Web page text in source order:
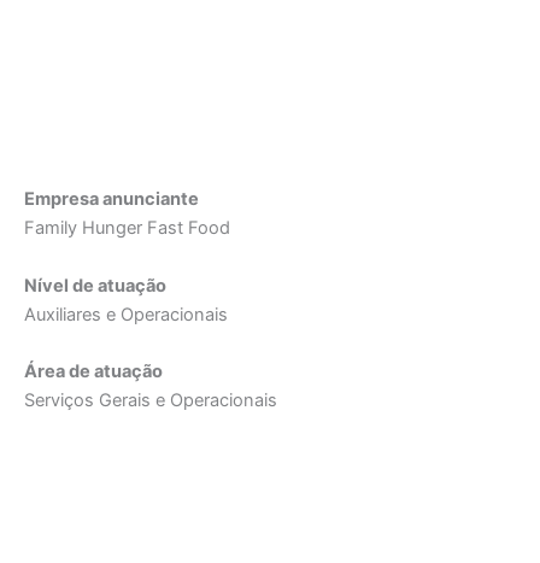
Empresa anunciante
Family Hunger Fast Food
Nível de atuação
Auxiliares e Operacionais
Área de atuação
Serviços Gerais e Operacionais